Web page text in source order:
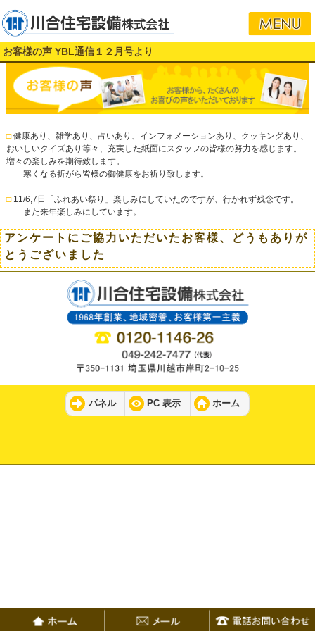
お客様の声 YBL通信１２月号より
□健康あり、雑学あり、占いあり、インフォメーションあり、クッキングあり、
おいしいクイズあり等々、充実した紙面にスタッフの皆様の努力を感じます。
増々の楽しみを期待致します。
寒くなる折がら皆様の御健康をお祈り致します。
□11/6,7日「ふれあい祭り」楽しみにしていたのですが、行かれず残念です。
また来年楽しみにしています。
アンケートにご協力いただいたお客様、どうもありが
とうございました
パネル PC 表示 ホーム